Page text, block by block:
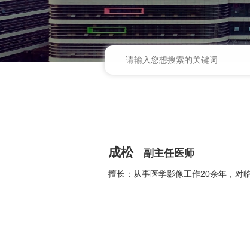
成松 副主任医师
擅长：从事医学影像工作20余年，对